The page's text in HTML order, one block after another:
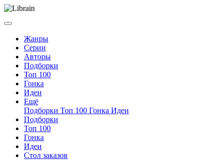
Жанры
Серии
Авторы
Подборки
Топ 100
Гонка
Идеи
Ещё
Подборки Топ 100 Гонка Идеи
Подборки
Топ 100
Гонка
Идеи
Стол заказов